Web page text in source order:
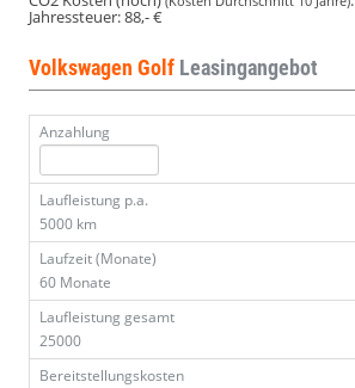
Jahressteuer:88,- €
Volkswagen Golf Leasingangebot
Anzahlung
Laufleistung p.a.
5000 km
Laufzeit (Monate)
60 Monate
Laufleistung gesamt
25000
Bereitstellungskosten